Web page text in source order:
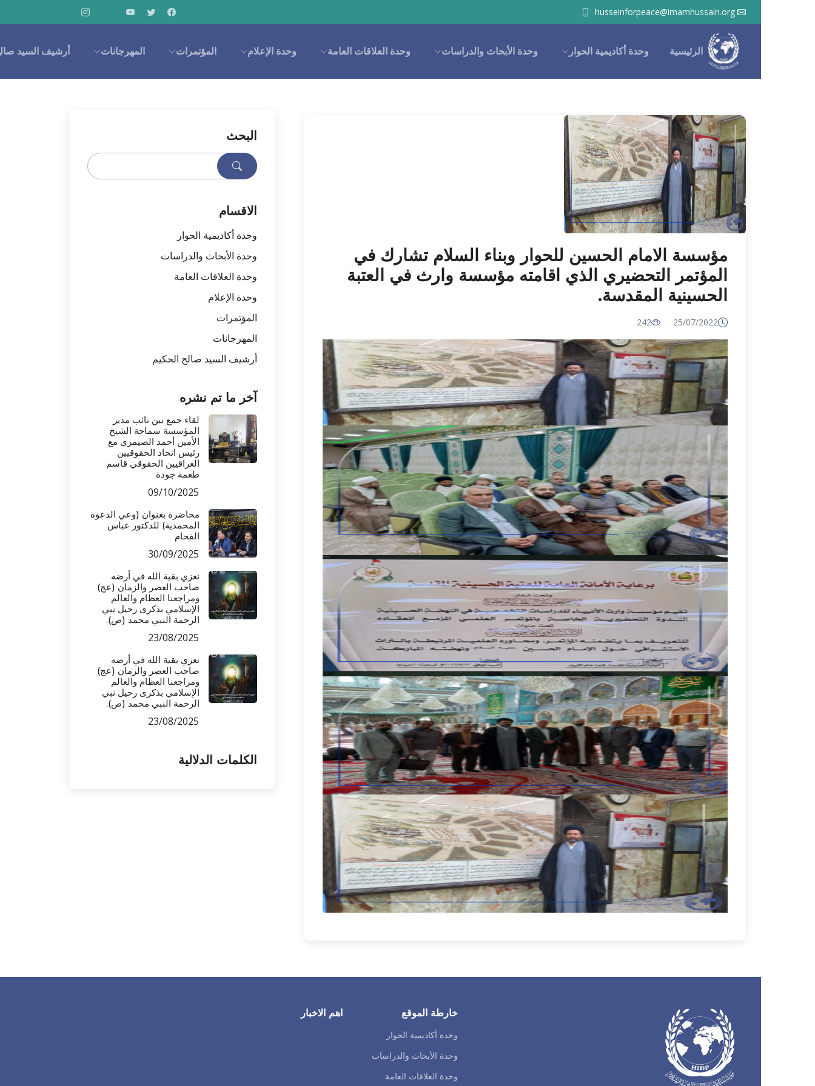
husseinforpeace@imamhussain.org
الرئيسية وحدة أكاديمية الحوار وحدة الأبحاث والدراسات وحدة العلاقات العامة وحدة الإعلام المؤتمرات المهرجانات أرشيف السيد صالح الحكيم
مؤسسة الامام الحسين للحوار وبناء السلام تشارك في
المؤتمر التحضيري الذي اقامته مؤسسة وارث في العتبة
الحسينية المقدسة.
25/07/2022
242
وحدة أكاديمية الحوار
وحدة الأبحاث والدراسات
وحدة العلاقات العامة
أرشيف السيد صالح الحكيم
آخر ما تم نشره
لقاء جمع بين نائب مدير
المؤسسة سماحة الشيخ
الأمين أحمد الصيمري مع
رئيس اتحاد الحقوقيين
العراقيين الحقوقي قاسم
محاضرة بعنوان (وعي الدعوة
المحمدية) للدكتور عباس
الفحام
30/09/2025
نعزي بقية الله في أرضه
صاحب العصر والزمان (عج)
ومراجعنا العظام والعالم
الإسلامي بذكرى رحيل نبي
الرحمة النبي محمد (ص).
نعزي بقية الله في أرضه
صاحب العصر والزمان (عج)
ومراجعنا العظام والعالم
الإسلامي بذكرى رحيل نبي
الرحمة النبي محمد (ص).
الكلمات الدلالية
خارطة الموقع
وحدة أكاديمية الحوار
وحدة الأبحاث والدراسات
وحدة العلاقات العامة